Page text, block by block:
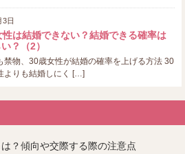
3日
性は結婚できない？結婚できる確率は
？（2）
禁物、30歳女性が結婚の確率を上げる方法 30
よりも結婚しにく […]
？傾向や交際する際の注意点